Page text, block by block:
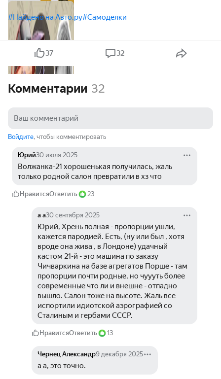
#Найдено на Авто.ру#Самоделки
37 32
Комментарии 32
Войдите, чтобы комментировать
Юрий30 июля 2025
Волжанка-21 хорошенькая получилась, жаль
только родной салон превратили в хз что
НравитсяОтветить 23
а а30 сентября 2025
Юрий, Хрень полная - пропорции ушли,
кажется пародией. Есть, (ну или был , хотя
вроде она жива , в Лондоне) удачный
кастом 21-й - это машина по заказу
Чичваркина на базе агрегатов Порше - там
пропорции почти родные, но чуууть более
современные что ли и внешне - отпадно
вышло. Салон тоже на высоте. Жаль все
испортили идиотской аэрографией со
Сталиным и гербами СССР.
НравитсяОтветить 13
Чернец Александр9 декабря 2025
а а, это точно.